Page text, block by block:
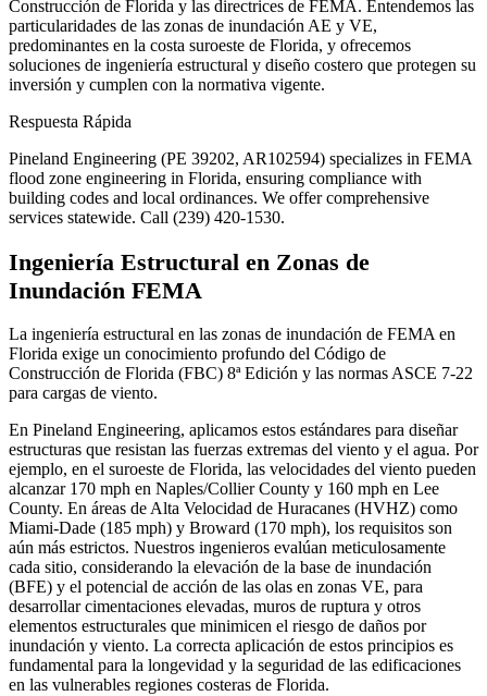
Construcción de Florida y las directrices de FEMA. Entendemos las
particularidades de las zonas de inundación AE y VE,
predominantes en la costa suroeste de Florida, y ofrecemos
soluciones de ingeniería estructural y diseño costero que protegen su
inversión y cumplen con la normativa vigente.
Respuesta Rápida
Pineland Engineering (PE 39202, AR102594) specializes in FEMA
flood zone engineering in Florida, ensuring compliance with
building codes and local ordinances. We offer comprehensive
services statewide. Call (239) 420-1530.
Ingeniería Estructural en Zonas de
Inundación FEMA
La ingeniería estructural en las zonas de inundación de FEMA en
Florida exige un conocimiento profundo del Código de
Construcción de Florida (FBC) 8ª Edición y las normas ASCE 7-22
para cargas de viento.
En Pineland Engineering, aplicamos estos estándares para diseñar
estructuras que resistan las fuerzas extremas del viento y el agua. Por
ejemplo, en el suroeste de Florida, las velocidades del viento pueden
alcanzar 170 mph en Naples/Collier County y 160 mph en Lee
County. En áreas de Alta Velocidad de Huracanes (HVHZ) como
Miami-Dade (185 mph) y Broward (170 mph), los requisitos son
aún más estrictos. Nuestros ingenieros evalúan meticulosamente
cada sitio, considerando la elevación de la base de inundación
(BFE) y el potencial de acción de las olas en zonas VE, para
desarrollar cimentaciones elevadas, muros de ruptura y otros
elementos estructurales que minimicen el riesgo de daños por
inundación y viento. La correcta aplicación de estos principios es
fundamental para la longevidad y la seguridad de las edificaciones
en las vulnerables regiones costeras de Florida.